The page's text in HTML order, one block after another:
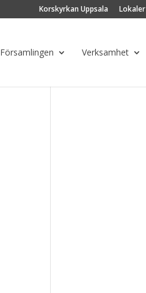
Korskyrkan Uppsala Lokaler
Församlingen Verksamhet